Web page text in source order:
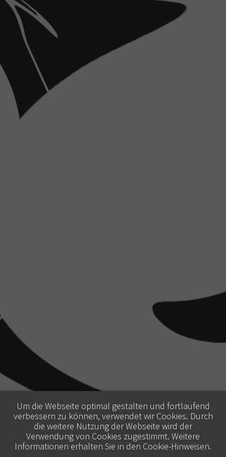
Um die Webseite optimal gestalten und fortlaufend
verbessern zu können, verwendet wir Cookies. Durch
die weitere Nutzung der Webseite wird der
Verwendung von Cookies zugestimmt. Weitere
Informationen erhalten Sie in den Cookie-Hinweisen.